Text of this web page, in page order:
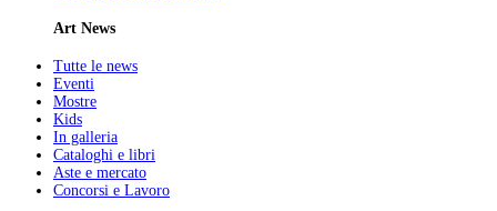
Art News
Tutte le news
Eventi
Mostre
Kids
In galleria
Cataloghi e libri
Aste e mercato
Concorsi e Lavoro